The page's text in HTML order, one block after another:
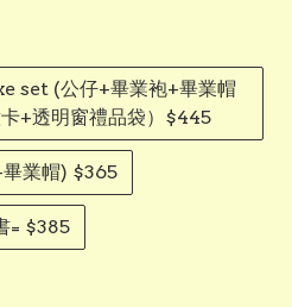
set (公仔+畢業袍+畢業帽
+透明窗禮品袋）$445
業帽) $365
= $385